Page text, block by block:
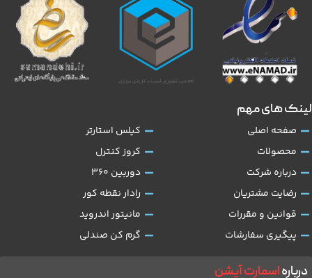
دربارهاسمارت آپشن
لینک های مهم
صفحه اصلی
محصولات
درباره شرکت
رضایت مشتریان
قوانین و مقررات
پیگیری سفارشات
کیلس استارتر
کروز کنترل
دوربین 360
رادار نقطه کور
مانیتور اندروید
گرم کن صندلی